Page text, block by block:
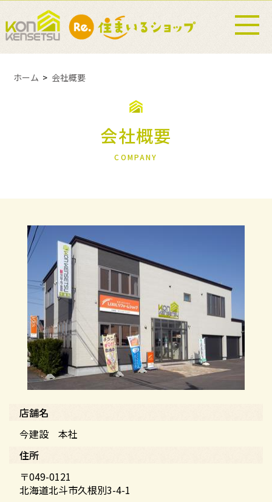
ホーム 会社概要
会社概要
COMPANY
店舗名
今建設 本社
住所
〒049-0121
北海道北斗市久根別3-4-1